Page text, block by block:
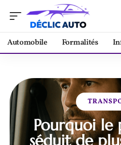
Automobile Formalités
Pourquoi le
séduit de